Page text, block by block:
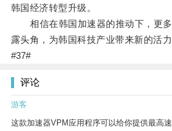
韩国经济转型升级。
相信在韩国加速器的推动下，更多
露头角，为韩国科技产业带来新的活力
#37#
评论
游客
这款加速器VPM应用程序可以给你提供最高速